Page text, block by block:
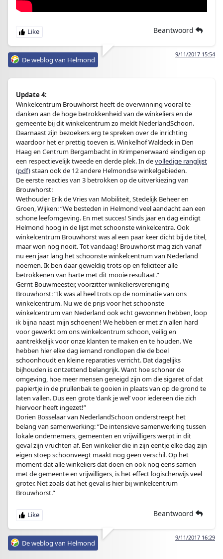
Beantwoord
9/11/2017 15:54
De weblog van Helmond
Update 4:
Winkelcentrum Brouwhorst heeft de overwinning vooral te
danken aan de hoge betrokkenheid van de winkeliers en de
gemeente bij dit winkelcentrum zo meldt NederlandSchoon.
Daarnaast zijn bezoekers erg te spreken over de inrichting
waardoor het er prettig toeven is. Winkelhof Waldeck in Den
Haag en Centrum Bergambacht in Krimpenerwaard eindigen op
een respectievelijk tweede en derde plek. In devolledige ranglijst
(pdf)staan ook de 12 andere Helmondse winkelgebieden.
De eerste reacties van 3 betrokken op de uitverkiezing van
Brouwhorst:
Wethouder Erik de Vries van Mobiliteit, Stedelijk Beheer en
Groen, Wijken: “We besteden in Helmond veel aandacht aan een
schone leefomgeving. En met succes! Sinds jaar en dag eindigt
Helmond hoog in de lijst met schoonste winkelcentra. Ook
winkelcentrum Brouwhorst was al een paar keer dicht bij de titel,
maar won nog nooit. Tot vandaag! Brouwhorst mag zich vanaf
nu een jaar lang het schoonste winkelcentrum van Nederland
noemen. Ik ben daar geweldig trots op en feliciteer alle
betrokkenen van harte met dit mooie resultaat.”
Gerrit Bouwmeester, voorzitter winkeliersvereniging
Brouwhorst: “Ik was al heel trots op de nominatie van ons
winkelcentrum. Nu we de prijs voor het schoonste
winkelcentrum van Nederland ook echt gewonnen hebben, loop
ik bijna naast mijn schoenen! We hebben er met z’n allen hard
voor gewerkt om ons winkelcentrum schoon, veilig en
aantrekkelijk voor onze klanten te maken en te houden. We
hebben hier elke dag iemand rondlopen die de boel
schoonhoudt en kleine reparaties verricht. Dat dagelijks
bijhouden is ontzettend belangrijk. Want hoe schoner de
omgeving, hoe meer mensen geneigd zijn om die sigaret of dat
papiertje in de prullenbak te gooien in plaats van op de grond te
laten vallen. Dus een grote ‘dank je wel’ voor iedereen die zich
hiervoor heeft ingezet!”
Dorien Bosselaar van NederlandSchoon onderstreept het
belang van samenwerking: “De intensieve samenwerking tussen
lokale ondernemers, gemeenten en vrijwilligers werpt in dit
geval zijn vruchten af. Een winkelier die in zijn eentje elke dag zijn
eigen stoep schoonveegt maakt nog geen verschil. Op het
moment dat alle winkeliers dat doen en ook nog eens samen
met de gemeente en vrijwilligers, is het effect logischerwijs veel
groter. Net zoals dat het geval is hier bij winkelcentrum
Brouwhorst.”
Beantwoord
9/11/2017 16:29
De weblog van Helmond